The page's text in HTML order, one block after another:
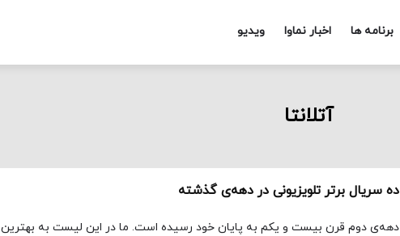
برنامه ها اخبار نماوا ویدیو
آتلانتا
ده سریال برتر تلویزیونی در دهه‌ی گذشته
دهه‌ی دوم قرن بیست و یکم به پایان خود رسیده است. ما در این لیست به بهترین